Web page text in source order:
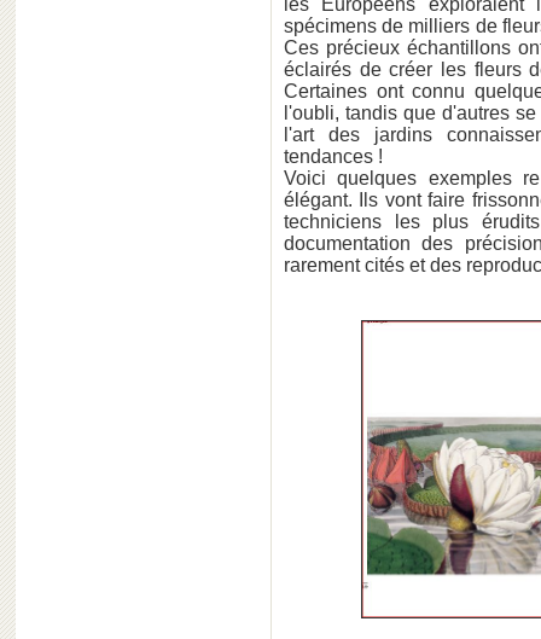
les Européens
spécimens de milliers de
Ces précieux échantillons
éclairés de créer les fleurs
Certaines ont connu
l'oubli, tandis que d'autres
l'art des jardins
tendances !
Voici quelques exemples
élégant. Ils vont faire
techniciens les plus
documentation des
rarement cités et des